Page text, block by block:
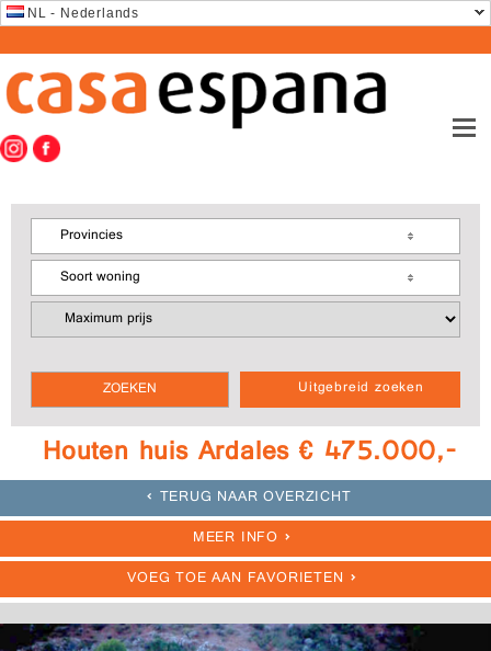
NL - Nederlands
Uitgebreid zoeken
Provincies
Soort woning
Houten huis Ardales € 475.000,-
TERUG NAAR OVERZICHT
MEER INFO
VOEG TOE AAN FAVORIETEN